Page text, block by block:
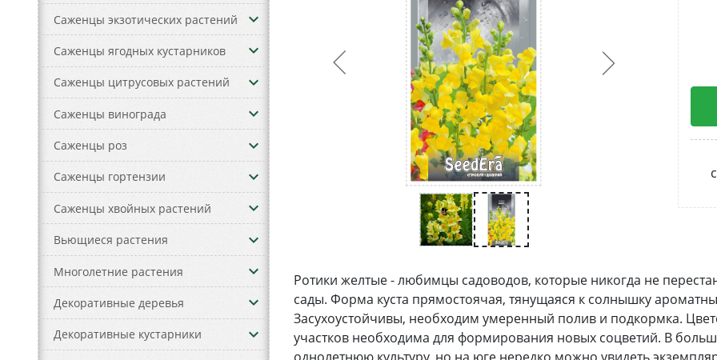
Саженцы экзотических растений keyboard_arrow_down
Саженцы ягодных кустарников keyboard_arrow_down
Саженцы цитрусовых растений keyboard_arrow_down
Саженцы винограда keyboard_arrow_down
Саженцы роз keyboard_arrow_down
Саженцы гортензии keyboard_arrow_down
Саженцы хвойных растений keyboard_arrow_down
Вьющиеся растения keyboard_arrow_down
Многолетние растения keyboard_arrow_down
Декоративные деревья keyboard_arrow_down
Декоративные кустарники keyboard_arrow_down
Ротики желтые - любимцы садоводов, которые никогда не
сады. Форма куста прямостоячая, тянущаяся к солнышку
Засухоустойчивы, необходим умеренный полив и подкормка.
участков необходима для формирования новых соцветий. В